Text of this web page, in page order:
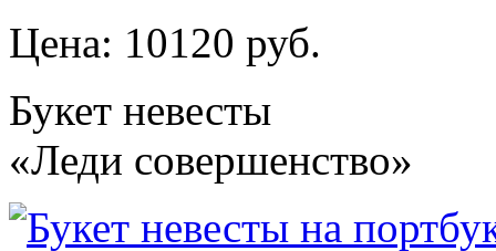
Цена: 10120 руб.
Букет невесты
«Леди совершенство»